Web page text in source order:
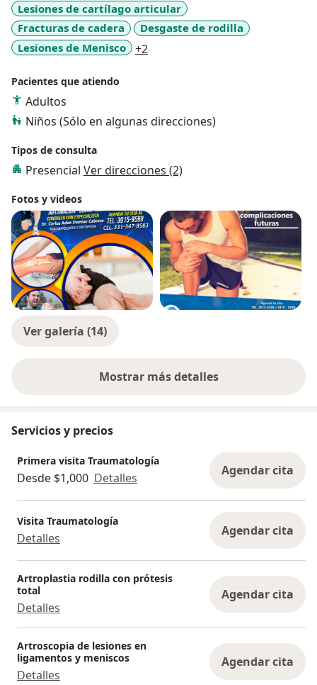
Lesiones de cartílago articular
Fracturas de cadera
Desgaste de rodilla
Lesiones de Menisco
+2
Pacientes que atiendo
Adultos
Niños (Sólo en algunas direcciones)
Tipos de consulta
Presencial Ver direcciones (2)
Fotos y videos
Ver galería (14)
Mostrar más detalles
sobre la experiencia
Servicios y precios
Primera visita Traumatología
Desde $1,000 Detalles Agendar cita
Visita Traumatología
Detalles Agendar cita
Artroplastia rodilla con prótesis
total
Detalles
Agendar cita
Artroscopia de lesiones en
ligamentos y meniscos
Detalles
Agendar cita